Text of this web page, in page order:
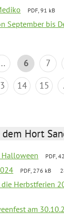
PDF, 91 kB
September bis
6 7
14 15
Hort
Halloween PDF,
PDF, 276 kB
Herbstferien
am